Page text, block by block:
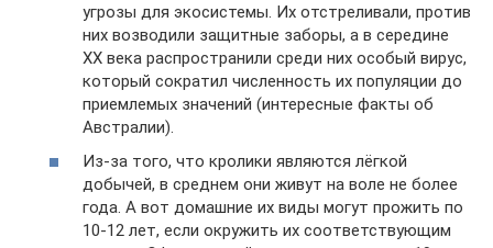
угрозы для экосистемы. Их отстреливали, против
них возводили защитные заборы, а в середине
XX века распространили среди них особый вирус,
который сократил численность их популяции до
приемлемых значений (интересные факты об
Австралии).
Из-за того, что кролики являются лёгкой
добычей, в среднем они живут на воле не более
года. А вот домашние их виды могут прожить по
10-12 лет, если окружить их соответствующим